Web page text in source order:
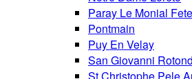
Paray Le Monial
Pontmain
Puy En Velay
San Giovanni